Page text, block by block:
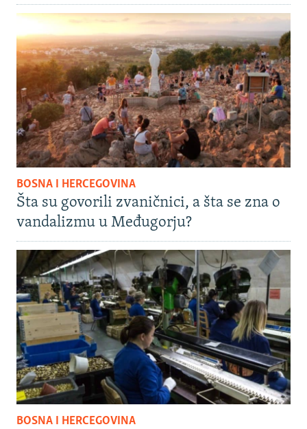
BOSNA I HERCEGOVINA
Šta su govorili zvaničnici, a šta se zna o
vandalizmu u Međugorju?
BOSNA I HERCEGOVINA